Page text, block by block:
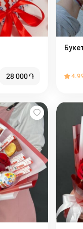
28 000֏